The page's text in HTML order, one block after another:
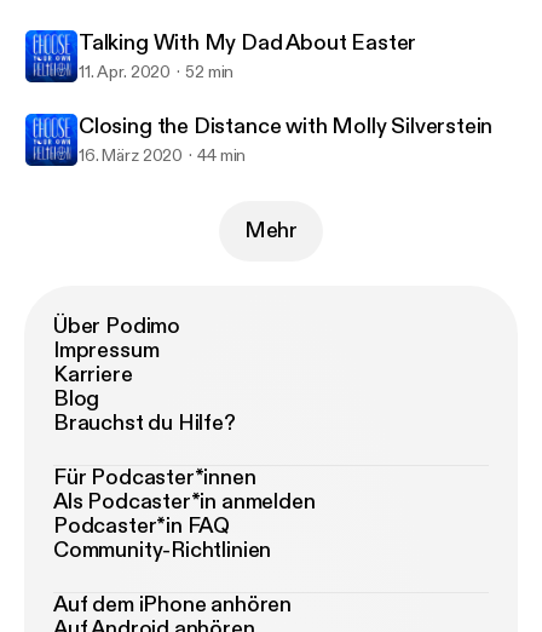
Talking With My Dad About Easter
11. Apr. 2020 52 min
Closing the Distance with Molly Silverstein
16. März 2020 44 min
Mehr
Über Podimo
Impressum
Karriere
Blog
Brauchst du Hilfe?
Für Podcaster*innen
Als Podcaster*in anmelden
Podcaster*in FAQ
Community-Richtlinien
Auf dem iPhone anhören